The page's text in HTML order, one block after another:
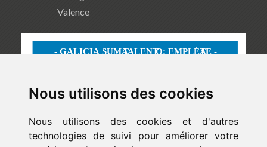
Nous utilisons des cookies
Nous utilisons des cookies et d'autres
technologies de suivi pour améliorer votre
Valence